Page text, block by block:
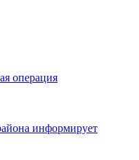
операция
информирует